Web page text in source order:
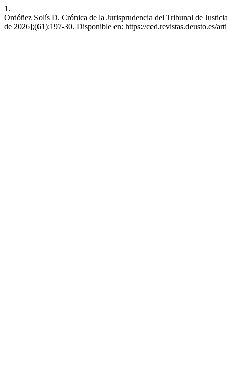
1.
Ordóñez Solís D. Crónica de la Jurisprudencia del Tribunal de
de 2026];(61):197-30. Disponible en: https://ced.revistas.deusto.es/